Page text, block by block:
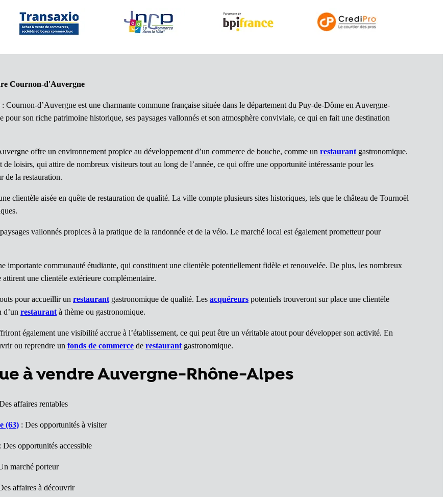
Cournon-d'Auvergne
: Cournon-d’Auvergne est une charmante commune française située dans le département du Puy-de-Dôme en Auvergne-
son riche patrimoine historique, ses paysages vallonnés et son atmosphère conviviale, ce qui en fait une destination
offre un environnement propice au développement d’un commerce de bouche, comme un restaurant gastronomique.
loisirs, qui attire de nombreux visiteurs tout au long de l’année, ce qui offre une opportunité intéressante pour les
de la restauration.
clientèle aisée en quête de restauration de qualité. La ville compte plusieurs sites historiques, tels que le château de Tournoël
vallonnés propices à la pratique de la randonnée et de la vélo. Le marché local est également prometteur pour
importante communauté étudiante, qui constituent une clientèle potentiellement fidèle et renouvelée. De plus, les nombreux
une clientèle extérieure complémentaire.
pour accueillir un restaurant gastronomique de qualité. Les acquéreurs potentiels trouveront sur place une clientèle
d’un restaurant à thème ou gastronomique.
également une visibilité accrue à l’établissement, ce qui peut être un véritable atout pour développer son activité. En
ou reprendre un fonds de commerce de restaurant gastronomique.
à vendre Auvergne-Rhône-Alpes
affaires rentables
(63) : Des opportunités à visiter
: Des opportunités accessible
marché porteur
affaires à découvrir